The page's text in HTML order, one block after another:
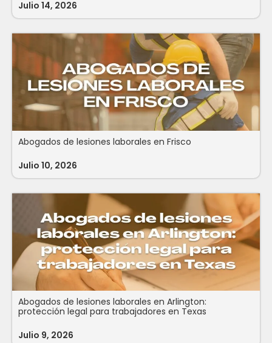
Julio 14, 2026
Abogados de lesiones laborales en Frisco
Julio 10, 2026
Abogados de lesiones laborales en Arlington:
protección legal para trabajadores en Texas
Julio 9, 2026